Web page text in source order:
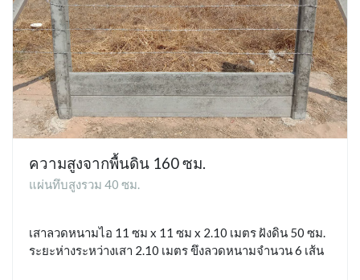
ความสูงจากพื้นดิน 160 ซม.
แผ่นทึบสูงรวม 40 ซม.
เสาลวดหนามไอ 11 ซม x 11 ซม x 2.10 เมตร ฝังดิน 50 ซม.
ระยะห่างระหว่างเสา 2.10 เมตร ขึงลวดหนามจำนวน 6 เส้น